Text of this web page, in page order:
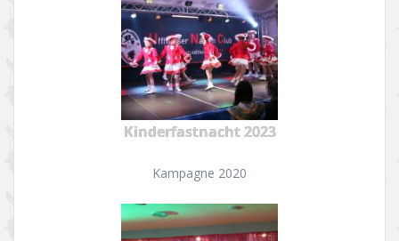
Kinderfastnacht 2023
Kampagne 2020